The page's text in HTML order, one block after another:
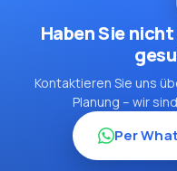
Haben Sie
Kontaktieren Sie uns
Planung – wir
Per